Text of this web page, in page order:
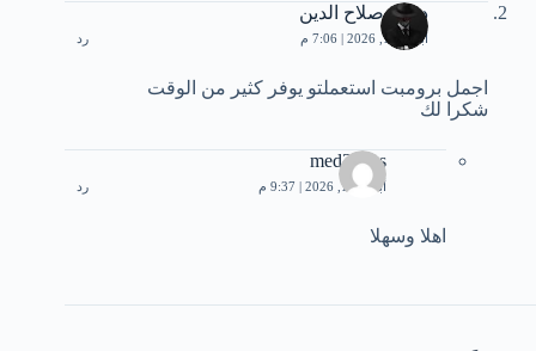
دمان صلاح الدين
أبريل 14, 2026 | 7:06 م رد
اجمل برومبت استعملتو يوفر كثير من الوقت
شكرا لك
med3bbas
أبريل 18, 2026 | 9:37 م رد
اهلا وسهلا